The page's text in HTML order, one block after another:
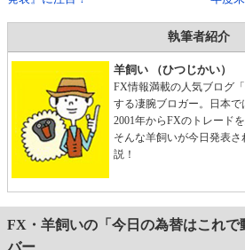
執筆者紹介
羊飼い （ひつじかい）
FX情報満載の人気ブログ
する凄腕ブロガー。日本
2001年からFXのトレード
そんな羊飼いが今日発表
説！
FX・羊飼いの「今日の為替はこれで
バー